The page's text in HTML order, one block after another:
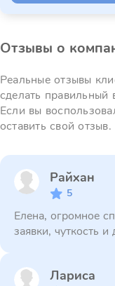
Отзывы о
Реальные отзывы
сделать
Если вы
оставить свой отзыв.
Райхан
5
Елена, огромное
заявки, чуткость
Лариса